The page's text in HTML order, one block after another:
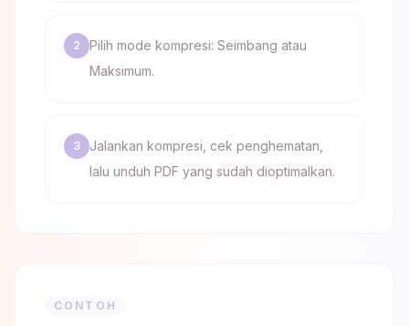
2
Pilih mode kompresi: Seimbang atau
Maksimum.
3
Jalankan kompresi, cek penghematan,
lalu unduh PDF yang sudah dioptimalkan.
CONTOH